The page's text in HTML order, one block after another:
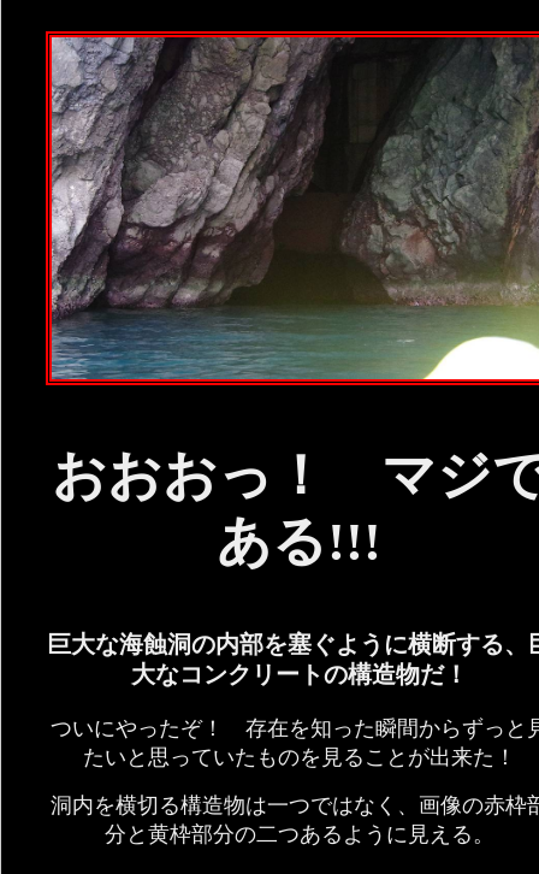
おおおっ！ マジ
ある!!!
巨大な海蝕洞の内部を塞ぐように横断する、
大なコンクリートの構造物だ！
ついにやったぞ！ 存在を知った瞬間からずっと
たいと思っていたものを見ることが出来た！
洞内を横切る構造物は一つではなく、画像の赤枠
分と黄枠部分の二つあるように見える。